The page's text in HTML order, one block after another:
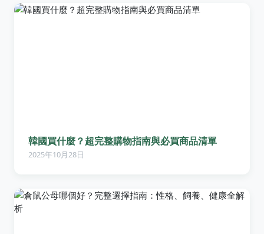
韓國買什麼？超完整購物指南與必買商品清單
2025年10月28日